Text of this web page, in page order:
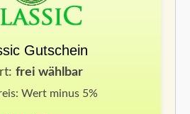
Gutschein
frei wählbar
Wert minus 5%